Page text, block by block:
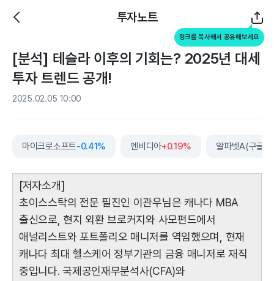
투자노트
링크를 복사해서 공유해보세요
[분석] 테슬라 이후의 기회는? 2025년 대세
투자 트렌드 공개!
2025.02.05 10:00
마이크로소프트-0.41% 엔비디아+0.19% 알파벳A(구글)
[저자소개]
초이스스탁의 전문 필진인 이관우님은 캐나다 MBA
출신으로, 현지 외환 브로커지와 사모펀드에서
애널리스트와 포트폴리오 매니저를 역임했으며, 현재
캐나다 최대 헬스케어 정부기관의 금융 매니저로 재직
중입니다. 국제공인재무분석사(CFA)와